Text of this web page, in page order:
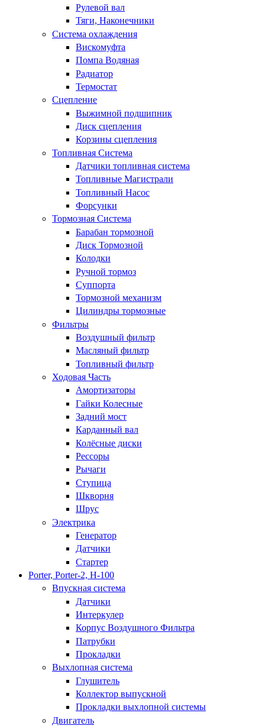
Рулевой вал
Тяги, Наконечники
Система охлаждения
Вискомуфта
Помпа Водяная
Радиатор
Термостат
Сцепление
Выжимной подшипник
Диск сцепления
Корзины сцепления
Топливная Система
Датчики топливная система
Топливные Магистрали
Топливный Насос
Форсунки
Тормозная Система
Барабан тормозной
Диск Тормозной
Колодки
Ручной тормоз
Суппорта
Тормозной механизм
Цилиндры тормозные
Фильтры
Воздушный фильтр
Масляный фильтр
Топливный фильтр
Ходовая Часть
Амортизаторы
Гайки Колесные
Задний мост
Карданный вал
Колёсные диски
Рессоры
Рычаги
Ступица
Шкворня
Шрус
Электрика
Генератор
Датчики
Стартер
Porter, Porter-2, H-100
Впускная система
Датчики
Интеркулер
Корпус Воздушного Фильтра
Патрубки
Прокладки
Выхлопная система
Глушитель
Коллектор выпускной
Прокладки выхлопной системы
Двигатель